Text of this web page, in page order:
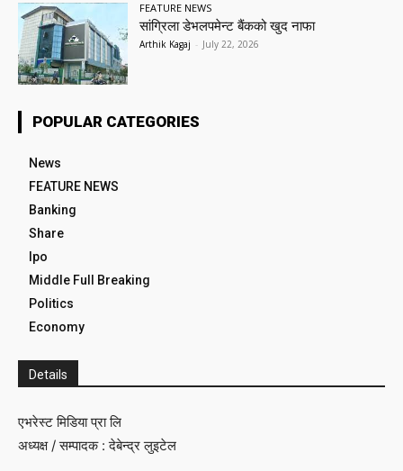
FEATURE NEWS
सांग्रिला डेभलपमेन्ट बैंकको खुद नाफा
Arthik Kagaj - July 22, 2026
POPULAR CATEGORIES
News
FEATURE NEWS
Banking
Share
Ipo
Middle Full Breaking
Politics
Economy
Details
एभरेस्ट मिडिया प्रा लि
अध्यक्ष / सम्पादक : देबेन्द्र लुइटेल